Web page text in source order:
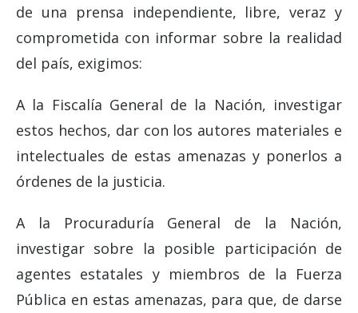
de una prensa independiente, libre, veraz y
comprometida con informar sobre la realidad
del país, exigimos:
A la Fiscalía General de la Nación, investigar
estos hechos, dar con los autores materiales e
intelectuales de estas amenazas y ponerlos a
órdenes de la justicia.
A la Procuraduría General de la Nación,
investigar sobre la posible participación de
agentes estatales y miembros de la Fuerza
Pública en estas amenazas, para que, de darse